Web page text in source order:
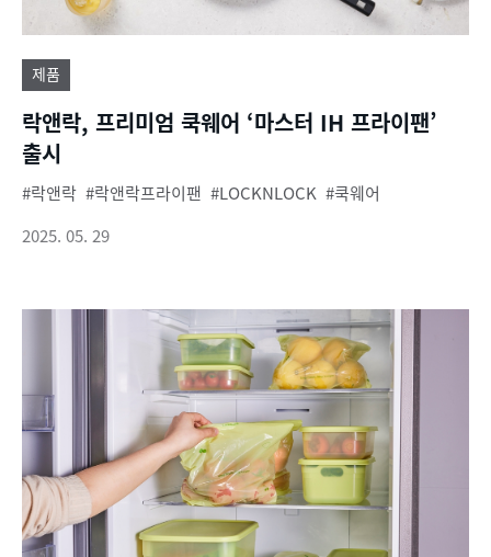
제품
락앤락, 프리미엄 쿡웨어 ‘마스터 IH 프라이팬’
출시
락앤락 락앤락프라이팬 LOCKNLOCK
쿡웨어
2025. 05. 29